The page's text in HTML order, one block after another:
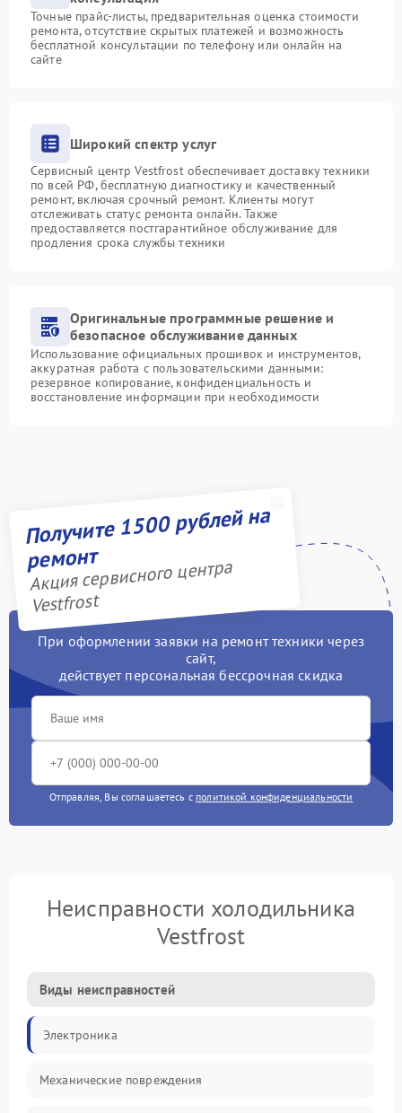
Точные прайс-листы, предварительная оценка стоимости
ремонта, отсутствие скрытых платежей и возможность
бесплатной консультации по телефону или онлайн на
сайте
Широкий спектр услуг
Сервисный центр Vestfrost обеспечивает доставку техники
по всей РФ, бесплатную диагностику и качественный
ремонт, включая срочный ремонт. Клиенты могут
отслеживать статус ремонта онлайн. Также
предоставляется постгарантийное обслуживание для
продления срока службы техники
Оригинальные программные решение и
безопасное обслуживание данных
Использование официальных прошивок и инструментов,
аккуратная работа с пользовательскими данными:
резервное копирование, конфиденциальность и
восстановление информации при необходимости
Получите 1500 рублей на
ремонт
Акция сервисного центра
Vestfrost
При оформлении заявки на ремонт техники через
сайт,
действует персональная бессрочная скидка
Отправляя, Вы соглашаетесь с политикой конфиденциальности
Неисправности холодильника
Vestfrost
Виды неисправностей
Электроника
Механические повреждения